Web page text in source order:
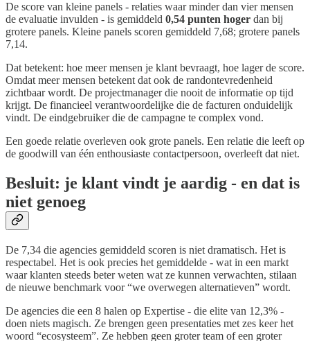
De score van kleine panels - relaties waar minder dan vier mensen
de evaluatie invulden - is gemiddeld 0,54 punten hoger dan bij
grotere panels. Kleine panels scoren gemiddeld 7,68; grotere panels
7,14.
Dat betekent: hoe meer mensen je klant bevraagt, hoe lager de score.
Omdat meer mensen betekent dat ook de randontevredenheid
zichtbaar wordt. De projectmanager die nooit de informatie op tijd
krijgt. De financieel verantwoordelijke die de facturen onduidelijk
vindt. De eindgebruiker die de campagne te complex vond.
Een goede relatie overleven ook grote panels. Een relatie die leeft op
de goodwill van één enthousiaste contactpersoon, overleeft dat niet.
Besluit: je klant vindt je aardig - en dat is
niet genoeg
De 7,34 die agencies gemiddeld scoren is niet dramatisch. Het is
respectabel. Het is ook precies het gemiddelde - wat in een markt
waar klanten steeds beter weten wat ze kunnen verwachten, stilaan
de nieuwe benchmark voor “we overwegen alternatieven” wordt.
De agencies die een 8 halen op Expertise - die elite van 12,3% -
doen niets magisch. Ze brengen geen presentaties met zes keer het
woord “ecosysteem”. Ze hebben geen groter team of een groter